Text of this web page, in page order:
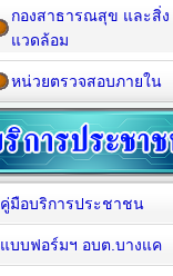
กองสาธารณสุข และสิ่ง
แวดล้อม
หน่วยตรวจสอบภายใน
คู่มือบริการประชาชน
แบบฟอร์มฯ อบต.บางแค